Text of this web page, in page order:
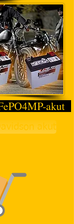
akut
akut